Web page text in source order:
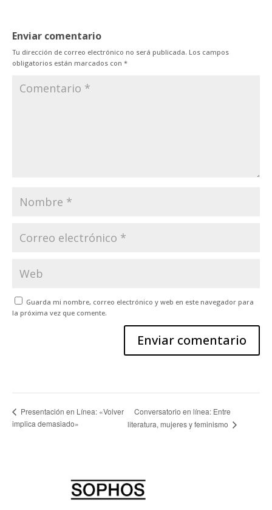
Enviar comentario
Tu dirección de correo electrónico no será publicada. Los campos
obligatorios están marcados con *
Guarda mi nombre, correo electrónico y web en este navegador para
la próxima vez que comente.
Presentación en Línea: «Volver
implica demasiado»
Conversatorio en línea: Entre
literatura, mujeres y feminismo